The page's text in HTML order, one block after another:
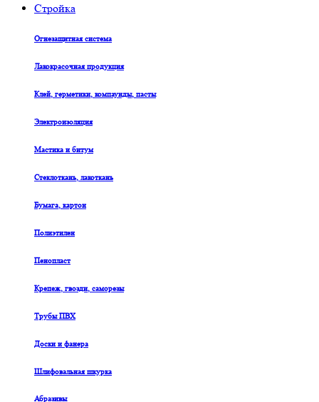
Стройка
Огнезащитная система
Лакокрасочная продукция
Клей, герметики, компаунды, пасты
Электроизоляция
Мастика и битум
Стеклоткань, лакоткань
Бумага, картон
Полиэтилен
Пенопласт
Крепеж, гвозди, саморезы
Трубы ПВХ
Доски и фанера
Шлифовальная шкурка
Абразивы